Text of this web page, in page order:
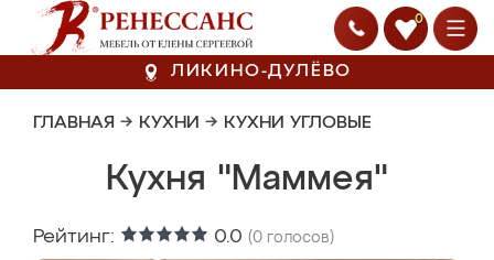
0
ЛИКИНО-ДУЛЁВО
ГЛАВНАЯ → КУХНИ → КУХНИ УГЛОВЫЕ
Кухня "Маммея"
Рейтинг: 0.0 (0 голосов)